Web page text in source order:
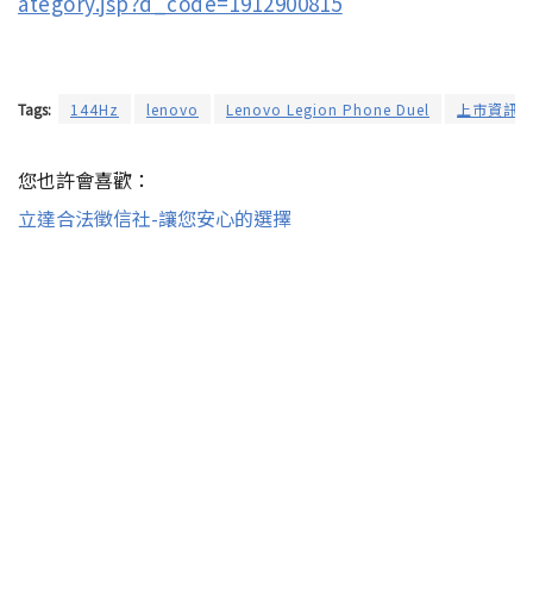
Tags: 144Hz lenovo Lenovo Legion Phone Duel 上市資訊
您也許會喜歡：
立達合法徵信社-讓您安心的選擇